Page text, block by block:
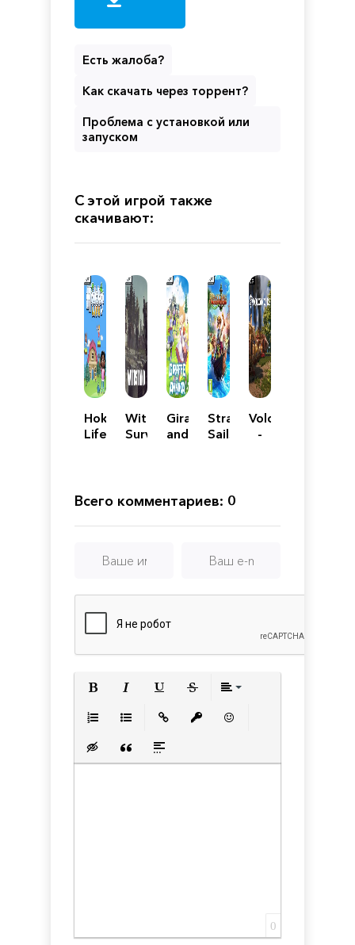
Есть жалоба?
Как скачать через торрент?
Проблема с установкой или
запуском
С этой игрой также
скачивают:
Hokko
Life
Withstand:
Survival
Giraffe
and
Stranded
Sails
the
Islands
Volcanoids
-
Всего комментариев: 0
Вставка скрытого текста
Вставка цитаты
Вставка спойлера
0